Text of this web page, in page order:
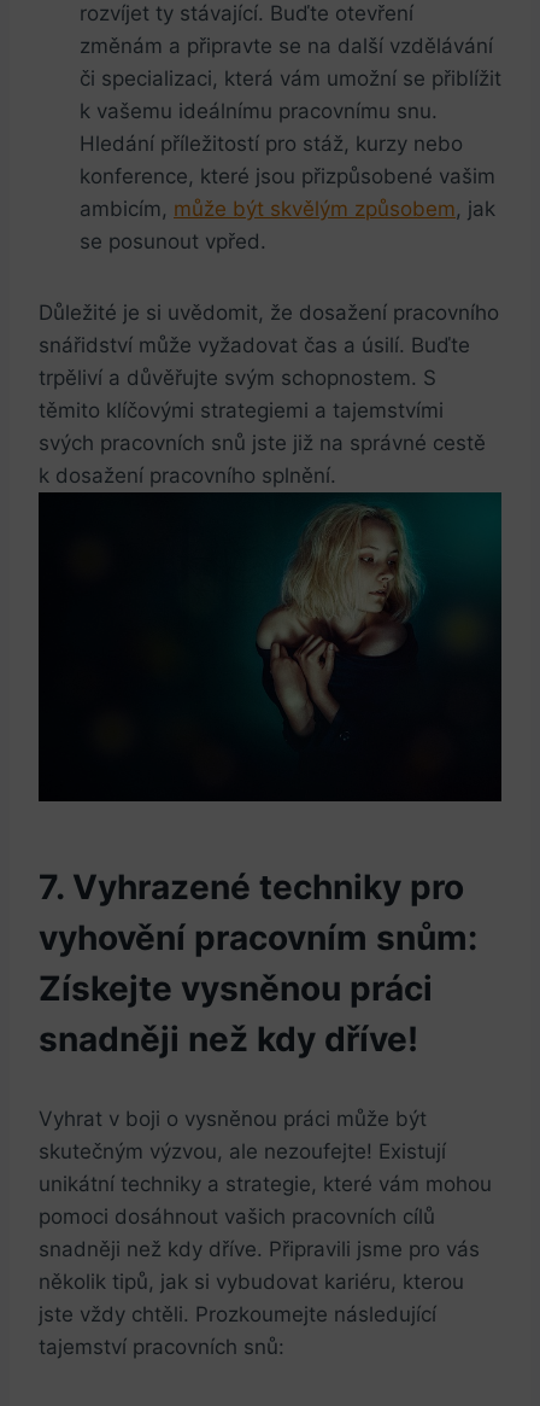
rozvíjet ty stávající. Buďte ​otevření
změnám a připravte se⁢ na další vzdělávání
či​ specializaci, která vám umožní se ‌přiblížit
‌k vašemu ideálnímu pracovnímu ​snu.
Hledání příležitostí pro stáž, kurzy nebo
konference, které jsou přizpůsobené vašim
ambicím, může být skvělým způsobem, jak
se​ posunout vpřed.
Důležité je si uvědomit, že dosažení pracovního
snářidství může vyžadovat‌ čas⁢ a úsilí. Buďte
trpěliví a důvěřujte svým schopnostem. S
těmito klíčovými strategiemi a tajemstvími
svých pracovních snů jste již na správné cestě
k dosažení pracovního splnění.
7. Vyhrazené techniky pro
vyhovění pracovním snům:
Získejte vysněnou práci
snadněji než kdy dříve!
Vyhrat v boji o vysněnou práci může být
skutečným výzvou, ale nezoufejte! Existují
unikátní ⁣techniky a strategie, které vám mohou
pomoci dosáhnout vašich pracovních⁤ cílů
snadněji než kdy dříve. Připravili jsme pro vás
několik tipů, jak si vybudovat kariéru, kterou
jste ‌vždy chtěli. Prozkoumejte následující
tajemství pracovních snů: